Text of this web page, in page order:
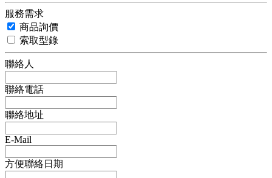
服務需求
商品詢價
索取型錄
聯絡人
聯絡電話
聯絡地址
E-Mail
方便聯絡日期